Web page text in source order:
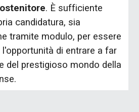
. È sufficiente
candidatura, sia
tramite modulo, per essere
di entrare a far
del prestigioso mondo della